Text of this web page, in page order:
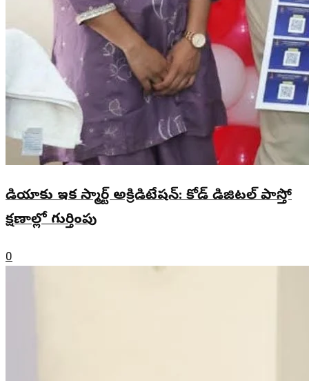
మీడియాకు ఇక స్మార్ట్ అక్రిడిటేషన్: కోడ్ డిజిటల్ పాస్తో
క్షణాల్లో గుర్తింపు
0